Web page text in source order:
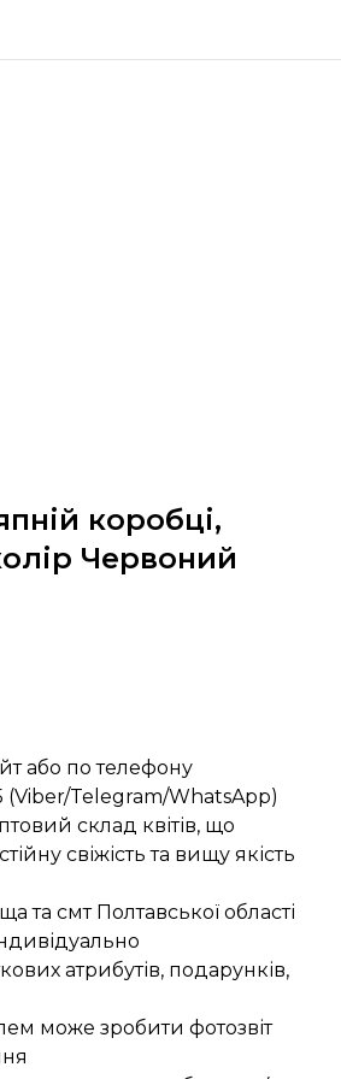
коробці,
Червоний
або по телефону
(Viber/Telegram/WhatsApp)
склад квітів, що
свіжість та вищу якість
та смт Полтавської області
атрибутів, подарунків,
може зробити фотозвіт